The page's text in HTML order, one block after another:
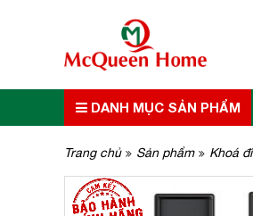
DANH MỤC SẢN PHẨM
Trang chủ Sản phẩm Khoá